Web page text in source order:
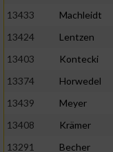
13433
Machleidt
13424
Lentzen
13403
Kontecki
13374
Horwedel
13439
Meyer
13408
Krämer
13291
Becher